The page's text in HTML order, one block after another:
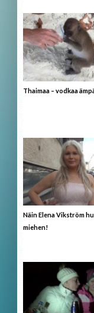
Thaimaa – vodkaa
Näin Elena Vikström
miehen!